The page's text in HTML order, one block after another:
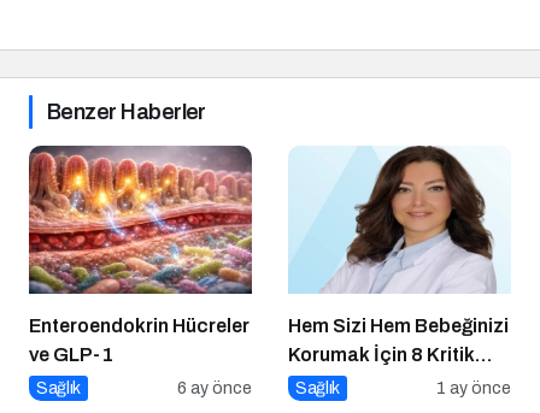
Benzer Haberler
Enteroendokrin Hücreler
ve GLP-1
Sağlık 6 ay önce
Hem Sizi Hem Bebeğinizi
Korumak İçin 8 Kritik
Uyarı
Sağlık 1 ay önce